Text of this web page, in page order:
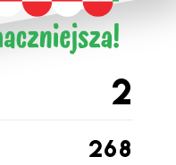
2
268